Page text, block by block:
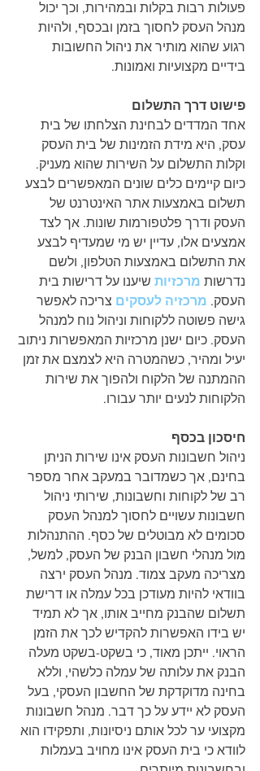
פעולות רבות בקלות ובמהירות, וכך יכול
מנהל העסק לחסוך בזמן ובכסף, ולהיות
רגוע שהוא מותיר את ניהול החשובות
בידיים מקצועיות ואמונות.
פישוט דרך התשלום
אחד המדדים לבחינת הצלחתו של בית
עסק, היא מידת הזמינות של בית העסק
וקלות התשלום על השירות שהוא מעניק.
כיום קיימים כלים שונים המאפשרים לבצע
תשלום באמצעות אתר האינטרנט של
העסק ודרך פלטפורמות שונות. אך לצד
אמצעים אלו, עדיין יש מי שמעדיף לבצע
את התשלום באמצעות הטלפון, ולשם
נדרשות מרכזיות שיענו על דרישות בית
העסק. מרכזיה לעסקים צריכה לאפשר
גישה פשוטה ללקוחות וניהול נוח למנהל
העסק. כיום ישנן מרכזיות המאפשרות ניתוב
יעיל ומהיר, כשהמטרה היא לצמצם את זמן
ההמתנה של הלקוח ולהפוך את שירות
הלקוחות לנעים יותר עבורו.
חיסכון בכסף
ניהול חשבונות העסק אינו שירות הניתן
בחינם, אך כשמדובר במעקב אחר מספר
רב של לקוחות וחשבונות, שירותי ניהול
חשבונות עשויים לחסוך למנהל העסק
סכומים לא מבוטלים של כסף. ההתנהלות
מול מנהלי חשבון הבנק של העסק, למשל,
מצריכה מעקב צמוד. מנהל העסק ירצה
בוודאי להיות מעודכן בכל עמלה או דרישת
תשלום שהבנק מחייב אותו, אך לא תמיד
יש בידו האפשרות להקדיש לכך את הזמן
הראוי. ייתכן מאוד, כי בשקט-בשקט מעלה
הבנק את עלותה של עמלה כלשהי, וללא
בחינה מדוקדקת של החשבון העסקי, בעל
העסק לא יידע על כך דבר. מנהל חשבונות
מקצועי ער לכל אותם ניסיונות, ותפקידו הוא
לוודא כי בית העסק אינו מחויב בעמלות